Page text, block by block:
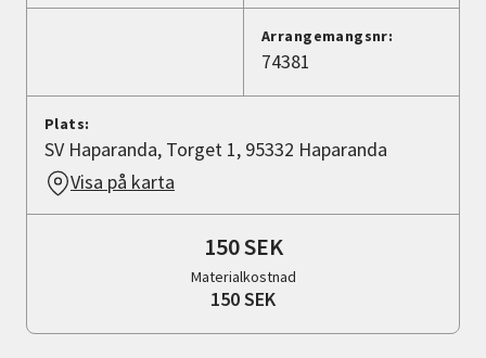
Arrangemangsnr:
74381
Plats:
SV Haparanda, Torget 1, 95332 Haparanda
Visa på karta
150 SEK
Materialkostnad
150 SEK